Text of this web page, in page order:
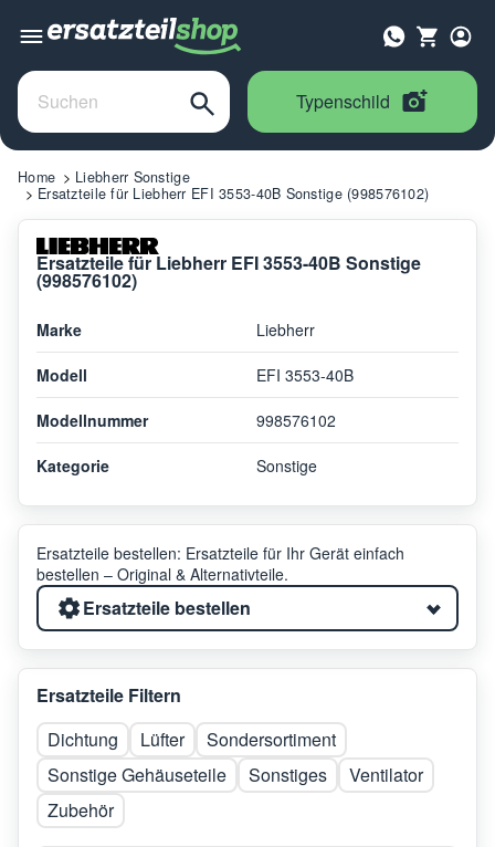
Typenschild
Home
Liebherr Sonstige
Ersatzteile für Liebherr EFI 3553-40B Sonstige (998576102)
Ersatzteile für Liebherr EFI 3553-40B Sonstige
(998576102)
Marke Liebherr
Modell EFI 3553-40B
Modellnummer 998576102
Kategorie Sonstige
Ersatzteile bestellen: Ersatzteile für Ihr Gerät einfach
bestellen – Original & Alternativteile.
Ersatzteile bestellen
Ersatzteile Filtern
Dichtung
Lüfter
Sondersortiment
Sonstige Gehäuseteile
Sonstiges
Ventilator
Zubehör